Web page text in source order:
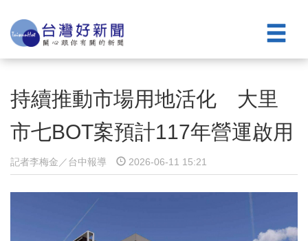
持續推動市場用地活化 大里
市七BOT案預計117年營運啟用
記者李梅金／台中報導 2026-06-11 15:21